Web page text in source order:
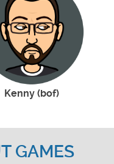
Kenny (bof)
GAMES